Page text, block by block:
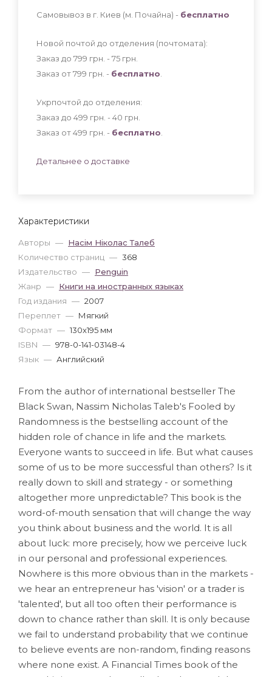
Характеристики
Авторы — Насім Ніколас Талеб
Количество страниц — 368
Издательство — Penguin
Жанр — Книги на иностранных языках
Год издания — 2007
Переплет — Мягкий
Формат — 130x195 мм
ISBN — 978-0-141-03148-4
Язык — Английский
Самовывоз в г. Киев (м. Почайна) - бесплатно
Новой почтой до отделения (почтомата):
Заказ до 799 грн. - 75 грн
Заказ от 799 грн. - бесплатно
Укрпочтой до отделения:
Заказ до 499 грн. - 40 грн
Заказ от 499 грн. - бесплатно
Детальнее о доставке
From the author of international bestseller The
Black Swan, Nassim Nicholas Taleb's Fooled by
Randomness is the bestselling account of the
hidden role of chance in life and the markets.
Everyone wants to succeed in life. But what causes
some of us to be more successful than others? Is it
really down to skill and strategy - or something
altogether more unpredictable? This book is the
word-of-mouth sensation that will change the way
you think about business and the world. It is all
about luck: more precisely, how we perceive luck
in our personal and professional experiences.
Nowhere is this more obvious than in the markets -
we hear an entrepreneur has 'vision' or a trader is
'talented', but all too often their performance is
down to chance rather than skill. It is only because
we fail to understand probability that we continue
to believe events are non-random, finding reasons
where none exist. A Financial Times book of the